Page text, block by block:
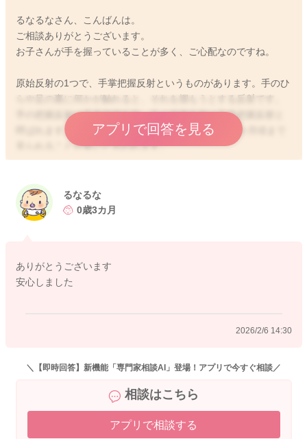
るなるなさん、こんばんは。
ご相談ありがとうございます。
お子さんが手を握っていることが多く、ご心配なのですね。
原始反射の1つで、手掌把握反射というものがあります。手のひ
らや足の裏に何かが触れると、それを掴もうとする反射です。
手の把握反射は手掌把握反射、足の把握反射は足底把握反射と
呼ばれます。手掌把握反射は出生直後から生後4〜5か月頃まで
見られることが多いと言われます。
ですので、3ヶ月のお子さんであれば、基本的には手はグーのま
の反射と思いますので、あまりご心配なさらなくても良いと思
いますよ。
アプリで回答を見る
るなるな
0歳3カ月
ありがとうございます
安心しました
2026/2/6 14:30
＼【即時回答】新機能「専門家相談AI」登場！アプリで今すぐ相談／
相談はこちら
アプリで相談する